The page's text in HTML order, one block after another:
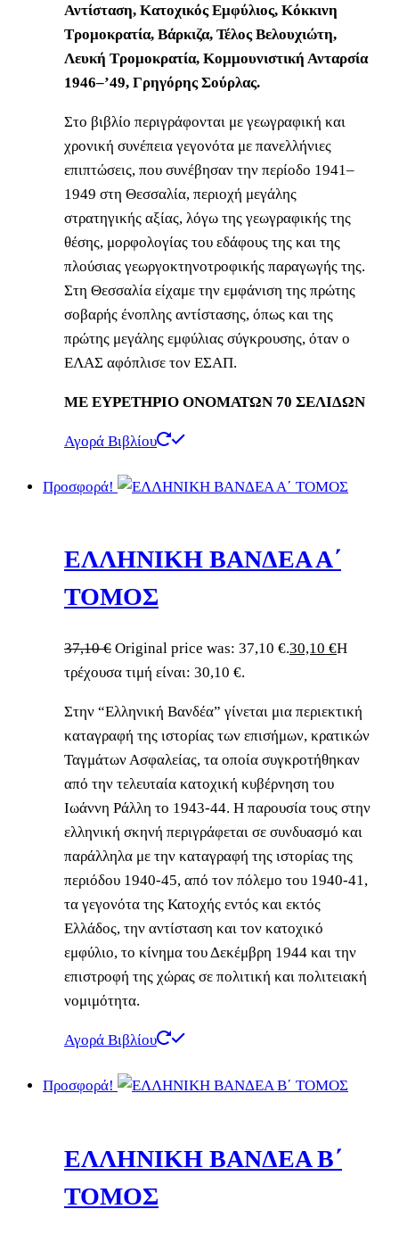
Αντίσταση, Κατοχικός Εμφύλιος, Κόκκινη
Τρομοκρατία, Βάρκιζα, Τέλος Βελουχιώτη,
Λευκή Τρομοκρατία, Κομμουνιστική Ανταρσία
1946–’49, Γρηγόρης Σούρλας.
Στο βιβλίο περιγράφονται με γεωγραφική και
χρονική συνέπεια γεγονότα με πανελλήνιες
επιπτώσεις, που συνέβησαν την περίοδο 1941–
1949 στη Θεσσαλία, περιοχή μεγάλης
στρατηγικής αξίας, λόγω της γεωγραφικής της
θέσης, μορφολογίας του εδάφους της και της
πλούσιας γεωργοκτηνοτροφικής παραγωγής της.
Στη Θεσσαλία είχαμε την εμφάνιση της πρώτης
σοβαρής ένοπλης αντίστασης, όπως και της
πρώτης μεγάλης εμφύλιας σύγκρουσης, όταν ο
ΕΛΑΣ αφόπλισε τον ΕΣΑΠ.
ΜΕ ΕΥΡΕΤΗΡΙΟ ΟΝΟΜΑΤΩΝ 70 ΣΕΛΙΔΩΝ
Αγορά Βιβλίου
Προσφορά!
ΕΛΛΗΝΙΚΗ ΒΑΝΔΕΑ Α΄
ΤΟΜΟΣ
37,10€ Original price was: 37,10 €.30,10 €Η
τρέχουσα τιμή είναι: 30,10 €.
Στην “Ελληνική Βανδέα” γίνεται μια περιεκτική
καταγραφή της ιστορίας των επισήμων, κρατικών
Ταγμάτων Ασφαλείας, τα οποία συγκροτήθηκαν
από την τελευταία κατοχική κυβέρνηση του
Ιωάννη Ράλλη το 1943-44. Η παρουσία τους στην
ελληνική σκηνή περιγράφεται σε συνδυασμό και
παράλληλα με την καταγραφή της ιστορίας της
περιόδου 1940-45, από τον πόλεμο του 1940-41,
τα γεγονότα της Κατοχής εντός και εκτός
Ελλάδος, την αντίσταση και τον κατοχικό
εμφύλιο, το κίνημα του Δεκέμβρη 1944 και την
επιστροφή της χώρας σε πολιτική και πολιτειακή
νομιμότητα.
Αγορά Βιβλίου
Προσφορά!
ΕΛΛΗΝΙΚΗ ΒΑΝΔΕΑ B΄
ΤΟΜΟΣ